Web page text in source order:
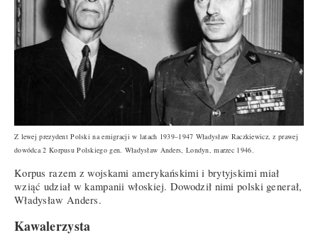
Z lewej prezydent Polski na emigracji w latach 1939–1947 Władysław Raczkiewicz, z prawej
dowódca 2 Korpusu Polskiego gen. Władysław Anders, Londyn, marzec 1946.
Korpus razem z wojskami amerykańskimi i brytyjskimi miał
wziąć udział w kampanii włoskiej. Dowodził nimi polski generał,
Władysław Anders.
Kawalerzysta